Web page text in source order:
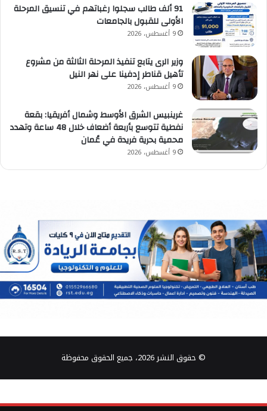
91 ألف طالب سجلوا رغباتهم في تنسيق المرحلة
الأولى للقبول بالجامعات
9 أغسطس، 2026
وزير الرى يتابع تنفيذ المرحلة الثالثة من مشروع
تأهيل قناطر إدفينا على نهر النيل
9 أغسطس، 2026
غرينبيس الشرق الأوسط وشمال أفريقيا: بقعة
نفطية تتوسع بأربعة أضعاف خلال 48 ساعة وتهدد
محمية بحرية فريدة في عُمان
9 أغسطس، 2026
© حقوق النشر 2026، جميع الحقوق محفوظة